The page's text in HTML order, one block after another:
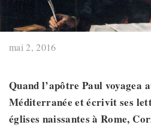
mai 2, 2016
Quand l’apôtre Paul voyagea
Méditerranée et écrivit ses
églises naissantes à Rome,